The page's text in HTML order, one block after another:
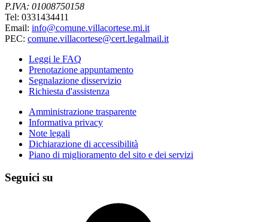
P.IVA: 01008750158
Tel: 0331434411
Email: info@comune.villacortese.mi.it
PEC: comune.villacortese@cert.legalmail.it
Leggi le FAQ
Prenotazione appuntamento
Segnalazione disservizio
Richiesta d'assistenza
Amministrazione trasparente
Informativa privacy
Note legali
Dichiarazione di accessibilità
Piano di miglioramento del sito e dei servizi
Seguici su